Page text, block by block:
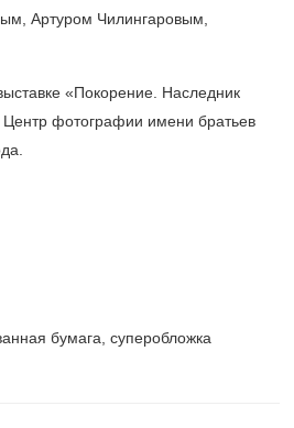
Артуром Чилингаровым,
«Покорение. Наследник
фотографии имени братьев
бумага, суперобложка